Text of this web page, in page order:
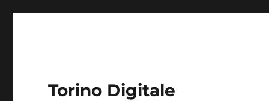
Torino Digitale